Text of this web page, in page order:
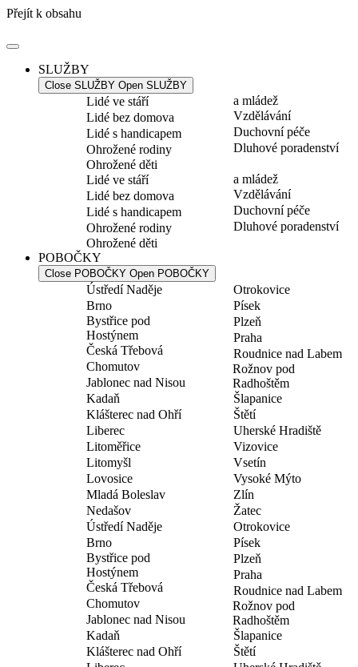
Přejít k obsahu
SLUŽBY
Close SLUŽBY Open SLUŽBY
Lidé ve stáří
Lidé bez domova
Lidé s handicapem
Ohrožené rodiny
Ohrožené děti
a mládež
Vzdělávání
Duchovní péče
Dluhové poradenství
Lidé ve stáří
Lidé bez domova
Lidé s handicapem
Ohrožené rodiny
Ohrožené děti
a mládež
Vzdělávání
Duchovní péče
Dluhové poradenství
POBOČKY
Close POBOČKY Open POBOČKY
Ústředí Naděje
Brno
Bystřice pod
Hostýnem
Česká Třebová
Chomutov
Jablonec nad Nisou
Kadaň
Klášterec nad Ohří
Liberec
Litoměřice
Litomyšl
Lovosice
Mladá Boleslav
Nedašov
Otrokovice
Písek
Plzeň
Praha
Roudnice nad Labem
Rožnov pod
Radhoštěm
Šlapanice
Štětí
Uherské Hradiště
Vizovice
Vsetín
Vysoké Mýto
Zlín
Žatec
Ústředí Naděje
Brno
Bystřice pod
Hostýnem
Česká Třebová
Chomutov
Jablonec nad Nisou
Kadaň
Klášterec nad Ohří
Otrokovice
Písek
Plzeň
Praha
Roudnice nad Labem
Rožnov pod
Radhoštěm
Šlapanice
Štětí